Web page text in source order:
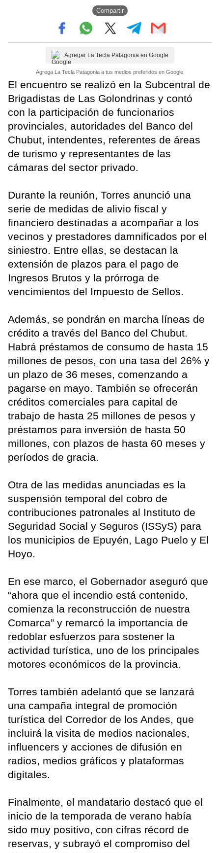
Compartir
Agregar La Tecla Patagonia en Google
Agrega La Tecla Patagonia a tus medios preferidos en Google.
El encuentro se realizó en la Subcentral de
Brigadistas de Las Golondrinas y contó
con la participación de funcionarios
provinciales, autoridades del Banco del
Chubut, intendentes, referentes de áreas
de turismo y representantes de las
cámaras del sector privado.
Durante la reunión, Torres anunció una
serie de medidas de alivio fiscal y
financiero destinadas a acompañar a los
vecinos y prestadores damnificados por el
siniestro. Entre ellas, se destacan la
extensión de plazos para el pago de
Ingresos Brutos y la prórroga de
vencimientos del Impuesto de Sellos.
Además, se pondrán en marcha líneas de
crédito a través del Banco del Chubut.
Habrá préstamos de consumo de hasta 15
millones de pesos, con una tasa del 26% y
un plazo de 36 meses, comenzando a
pagarse en mayo. También se ofrecerán
créditos comerciales para capital de
trabajo de hasta 25 millones de pesos y
préstamos para inversión de hasta 50
millones, con plazos de hasta 60 meses y
períodos de gracia.
Otra de las medidas anunciadas es la
suspensión temporal del cobro de
contribuciones patronales al Instituto de
Seguridad Social y Seguros (ISSyS) para
los municipios de Epuyén, Lago Puelo y El
Hoyo.
En ese marco, el Gobernador aseguró que
“ahora que el incendio está contenido,
comienza la reconstrucción de nuestra
Comarca” y remarcó la importancia de
redoblar esfuerzos para sostener la
actividad turística, uno de los principales
motores económicos de la provincia.
Torres también adelantó que se lanzará
una campaña integral de promoción
turística del Corredor de los Andes, que
incluirá la visita de medios nacionales,
influencers y acciones de difusión en
radios, medios gráficos y plataformas
digitales.
Finalmente, el mandatario destacó que el
inicio de la temporada de verano había
sido muy positivo, con cifras récord de
reservas, y subrayó el compromiso del